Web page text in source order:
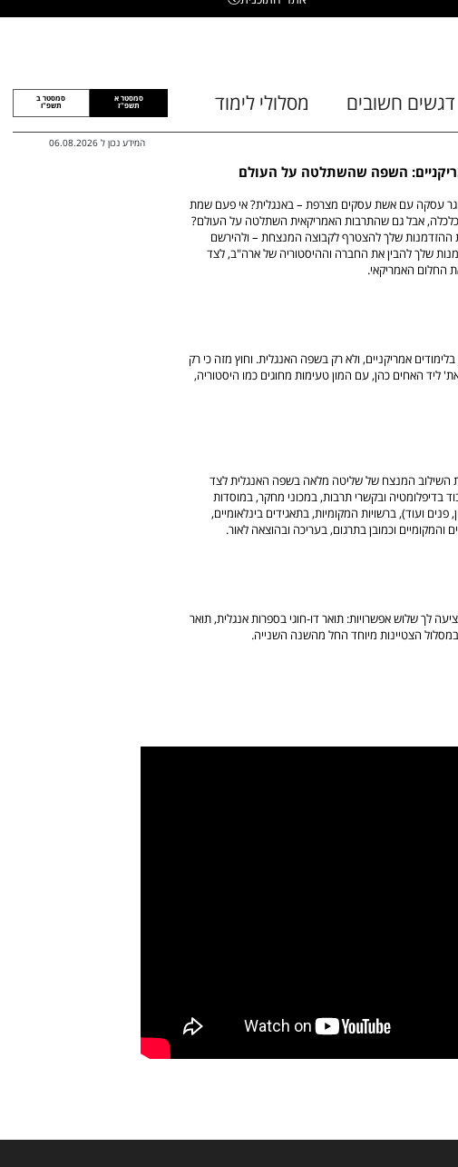
סמסטר א
תשפ"ז
סמסטר ב
תשפ"ו
המידע נכון ל 06.08.2026
דגשים חשובים מסלולי לימוד
השפה שהשתלטה על העולם
עסקה עם אשת עסקים מצרפת – באנגלית? אי פעם שמת
אבל גם שהתרבות האמריקאית השתלטה על העולם?
ההזדמנות שלך להצטרף לקבוצה המנצחת – ולהירשם
שלך להבין את החברה וההיסטוריה של ארה"ב, לצד
החלום האמריקאי.
אמריקניים, ולא רק בשפה האנגלית. וחוץ מזה כי רק
ליד האחים כהן, עם המון טעימות מחוגים כמו היסטוריה,
המנצח של שליטה מלאה בשפה האנגלית לצד
בדיפלומטיה ובקשרי תרבות, במכוני מחקר, במוסדות
ועוד), ברשויות המקומיות, בתאגידים בינלאומיים,
וכמובן בתרגום, בעריכה ובהוצאה לאור.
לך שלוש אפשרויות: תואר דו-חוגי בספרות אנגלית, תואר
במסלול הצטיינות מיוחד החל מהשנה השנייה.